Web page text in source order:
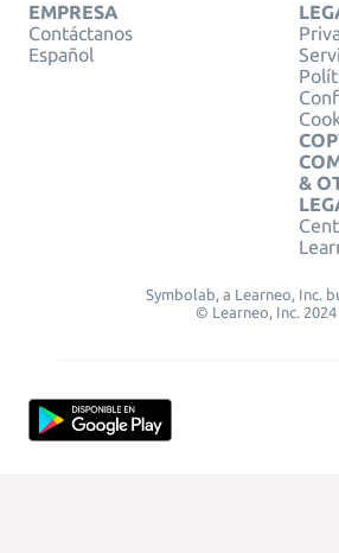
EMPRESA
Contáctanos
Español
&
Symbolab, a Learneo, Inc.
© Learneo, Inc. 2024